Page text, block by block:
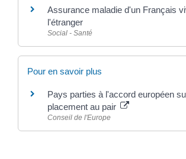
Assurance maladie d'un Français
l'étranger
Social - Santé
Pour en savoir plus
Pays parties à l'accord européen
placement au pair
Conseil de l'Europe